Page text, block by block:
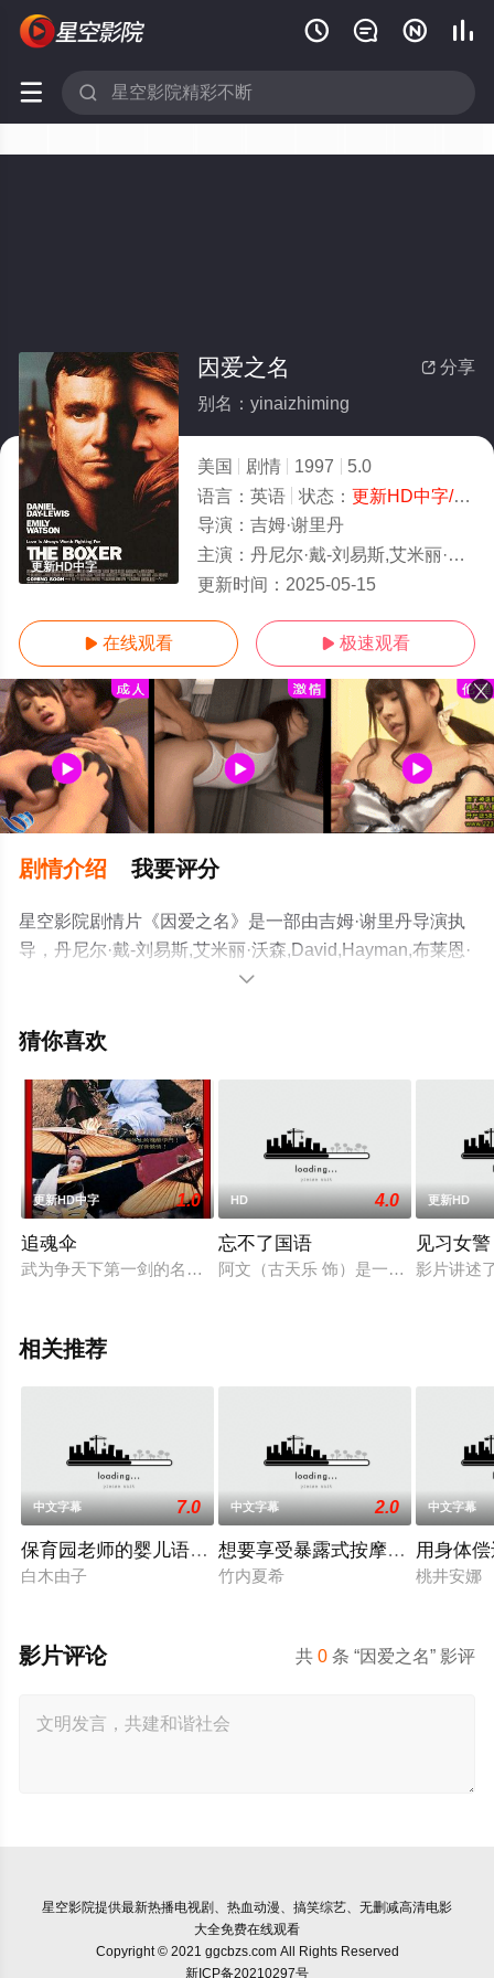
   
 
更新HD中字
 分享
因爱之名
别名：yinaizhiming
美国 剧情 1997
5.0
语言： 英语 状态： 更新HD中字/高清
导演： 吉姆·谢里丹
主演： 丹尼尔·戴-刘易斯,艾米丽·沃森,David,Hayman,布莱恩·考克斯
更新时间： 2025-05-15
 在线观看  极速观看
剧情介绍 我要评分
星空影院剧情片《因爱之名》是一部由吉姆·谢里丹导演执
导，丹尼尔·戴-刘易斯,艾米丽·沃森,David,Hayman,布莱恩·
考克斯等明星演员精彩演绎的美国电影，手机免费观看高
可移步至豆瓣电影、电视猫或剧情网等平台了解。

猜你喜欢
更新HD中字 1.0
追魂伞
武为争天下第一剑的名衔，毅然放弃与秀姑之感情专心练剑，
HD 4.0
忘不了国语
阿文（古天乐 饰）是一个小巴司机
更新HD
见习女警
影片讲述
相关推荐
中文字幕 7.0
保育园老师的婴儿语让人超兴奋
白木由子
中文字幕 2.0
想要享受暴露式按摩的已婚女子
竹内夏希
中文字幕
用身体
桃井安娜
共0 条 “因爱之名” 影评
影片评论
星空影院提供最新热播电视剧、热血动漫、搞笑综艺、无删减高清电影
大全免费在线观看
Copyright © 2021 ggcbzs.com All Rights Reserved
新ICP备20210297号